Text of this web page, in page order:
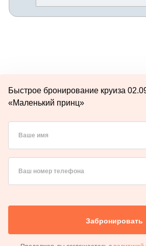
Быстрое бронирование круиза
«Маленький принц»
Ваше имя
Ваш номер телефона
Забронировать